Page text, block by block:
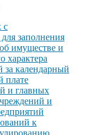
с
заполнения
имуществе и
характера
календарный
плате
и главных
и
к